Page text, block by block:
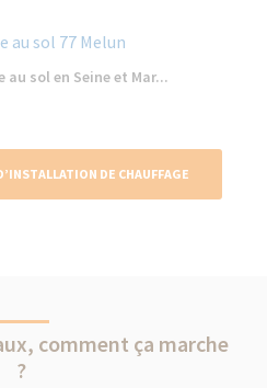
sol en Seine et Mar...
DE CHAUFFAGE
comment ça marche
?